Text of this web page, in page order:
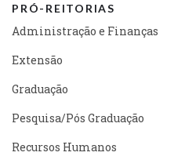
PRÓ-REITORIAS
Administração e Finanças
Extensão
Graduação
Pesquisa/Pós Graduação
Recursos Humanos